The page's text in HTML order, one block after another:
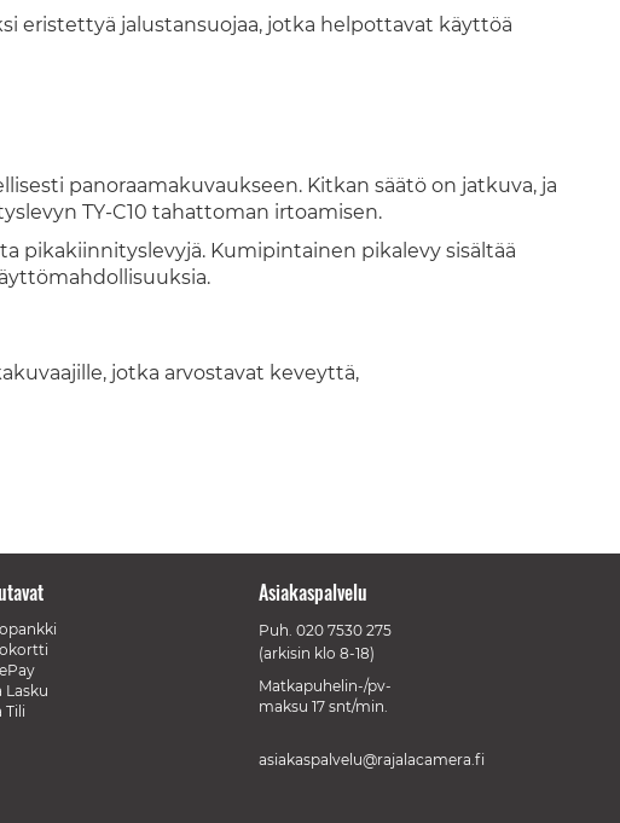
eristettyä jalustansuojaa, jotka helpottavat käyttöä
panoraamakuvaukseen. Kitkan säätö on jatkuva, ja
TY-C10 tahattoman irtoamisen.
pikakiinnityslevyjä. Kumipintainen pikalevy sisältää
jotka arvostavat keveyttä,
Lasku
Tili
Asiakaspalvelu
Puh. 020 7530 275
(arkisin klo 8-18)
Matkapuhelin-/pv-
maksu 17 snt/min.
asiakaspalvelu@rajalacamera.fi